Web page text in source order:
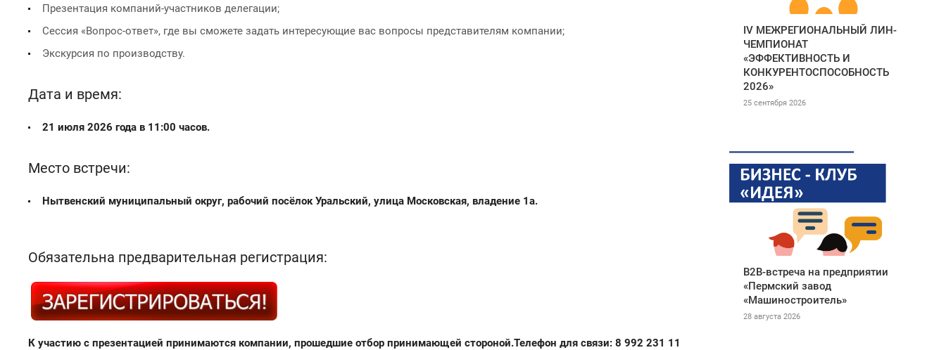
Презентация компаний-участников делегации;
Сессия «Вопрос-ответ», где вы сможете задать интересующие вас вопросы представителям компании;
Экскурсия по производству.
Дата и время:
21 июля 2026 года в 11:00 часов.
Место встречи:
Нытвенский муниципальный округ, рабочий посёлок Уральский, улица Московская, владение 1а.
Обязательна предварительная регистрация:
К участию с презентацией принимаются компании, прошедшие отбор принимающей стороной.Телефон для связи: 8 992 231 11
IV МЕЖРЕГИОНАЛЬНЫЙ ЛИН-
ЧЕМПИОНАТ
«ЭФФЕКТИВНОСТЬ И
КОНКУРЕНТОСПОСОБНОСТЬ
2026»
25 сентября 2026
B2B-встреча на предприятии
«Пермский завод
«Машиностроитель»
28 августа 2026